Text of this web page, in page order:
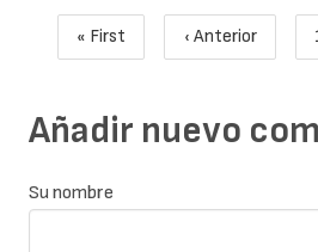
Paginación
Primera página
« First
Página
‹ Anterior
Añadir nuevo
Su nombre